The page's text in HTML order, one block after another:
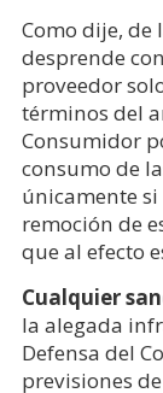
Como dije, de
desprende
proveedor
términos del
Consumidor
consumo de
únicamente
remoción de
que al efecto
Cualquier
la alegada
Defensa del
previsiones